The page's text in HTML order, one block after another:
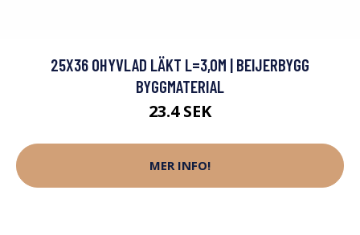
25X36 OHYVLAD LÄKT L=3,0M | BEIJERBYGG
BYGGMATERIAL
23.4 SEK
MER INFO!